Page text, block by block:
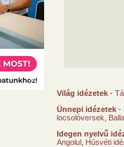
Világ idézetek -
Ünnepi idézetek -
locsolóversek
Idegen nyelvű
Angolul Húsvéti